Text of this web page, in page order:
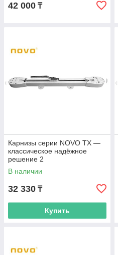
42 000 ₸
Карнизы серии NOVO TX —
классическое надёжное
решение 2
В наличии
32 330 ₸
Купить